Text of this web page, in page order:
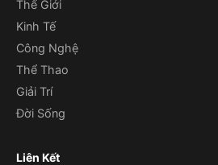
Thế Giới
Kinh Tế
Công Nghệ
Thể Thao
Giải Trí
Đời Sống
Liên Kết